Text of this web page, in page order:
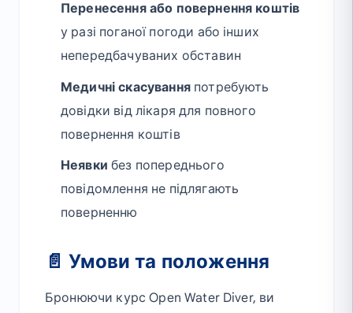
Перенесення або повернення коштів
у разі поганої погоди або інших
непередбачуваних обставин
Медичні скасуванняпотребують
довідки від лікаря для повного
повернення коштів
Неявки без попереднього
повідомлення не підлягають
поверненню
📄 Умови та положення
Бронюючи курс Open Water Diver, ви